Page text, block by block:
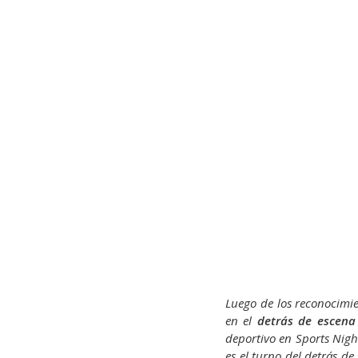
Luego de los
en el detrás de escena
deportivo en Sports